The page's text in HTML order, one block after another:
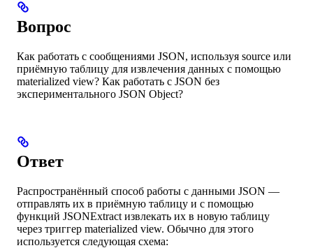
Вопрос
Как работать с сообщениями JSON, используя source или
приёмную таблицу для извлечения данных с помощью
materialized view? Как работать с JSON без
экспериментального JSON Object?
Ответ
Распространённый способ работы с данными JSON —
отправлять их в приёмную таблицу и с помощью
функций JSONExtract извлекать их в новую таблицу
через триггер materialized view. Обычно для этого
используется следующая схема: